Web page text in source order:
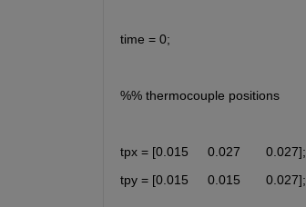
time = 0;
%% thermocouple positions
tpx = [0.015	0.027	0.027];
tpy = [0.015	0.015	0.027];